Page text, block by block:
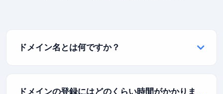
ドメイン名とは何ですか？
ドメインの登録にはどのくらい時間がかかりま